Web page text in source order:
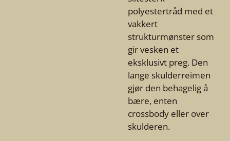
polyestertråd med et
vakkert
strukturmønster som
gir vesken et
eksklusivt preg. Den
lange skulderreimen
gjør den behagelig å
bære, enten
crossbody eller over
skulderen.